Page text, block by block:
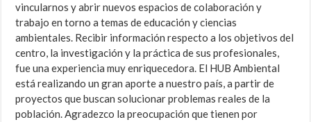
vincularnos y abrir nuevos espacios de colaboración y
trabajo en torno a temas de educación y ciencias
ambientales. Recibir información respecto a los objetivos del
centro, la investigación y la práctica de sus profesionales,
fue una experiencia muy enriquecedora. El HUB Ambiental
está realizando un gran aporte a nuestro país, a partir de
proyectos que buscan solucionar problemas reales de la
población. Agradezco la preocupación que tienen por